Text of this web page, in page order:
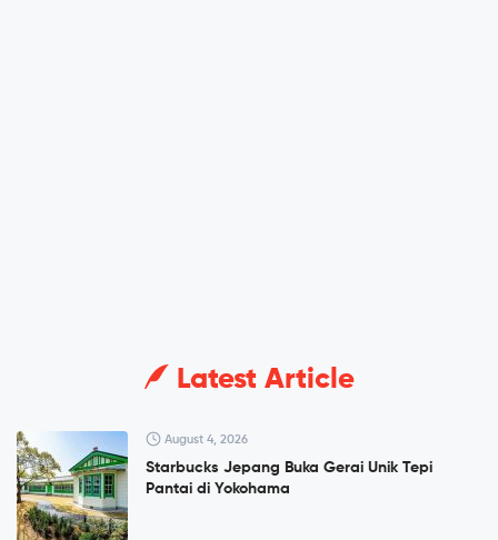
Latest Article
August 4, 2026
Starbucks Jepang Buka Gerai Unik Tepi
Pantai di Yokohama